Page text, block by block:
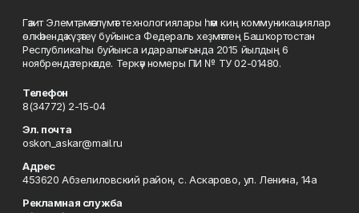
Гәзит Элемтә, мәғлүмәт технологиялары һәм киң коммуникациялар
өлкәһендә күҙәтеү буйынса Федераль хеҙмәттең Башҡортостан
Республикаһы буйынса идаралығында 2015 йылдың 6
ноябрендә теркәлде. Теркәү номеры ПИ № ТУ 02-01480.
Телефон
8(34772) 2-15-04
Эл. почта
oskon_askar@mail.ru
Адрес
453620 Абзелиловский район, с. Аскарово, ул. Ленина, 14а
Рекламная служба